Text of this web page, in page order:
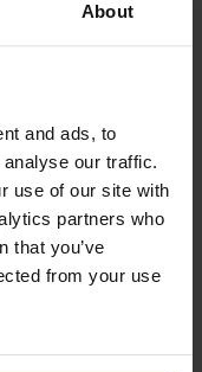
About
and ads, to
our traffic.
use of our site with
partners who
that you’ve
from your use